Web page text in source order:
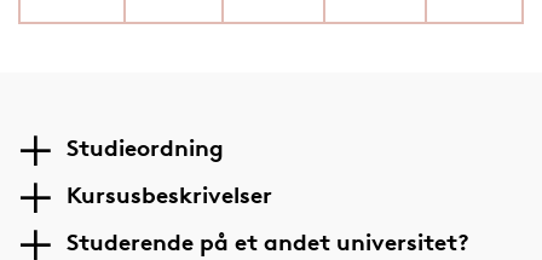
Studieordning
Kursusbeskrivelser
Studerende på et andet universitet?